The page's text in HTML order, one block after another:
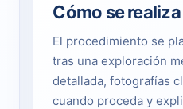
Cómo se realiza
El procedimiento se
tras una exploración
detallada, fotografías
cuando proceda y